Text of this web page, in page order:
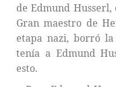
de Edmund
Gran maestro de
etapa nazi, borró
tenía a Edmund
esto.